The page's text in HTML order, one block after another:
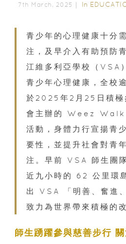
7th March, 2025｜ In
青少年的心理健康十分
注，及早介入有助預防
江維多利亞學校（VSA
青少年心理健康，全校
於2025年2月25日積極
會主辦的 Weez Walk
活動，身體力行宣揚青
要性，並提升社會對青
注。早前 VSA 師生團
近九小時的 62 公里環
出 VSA 「明善、奮進
致力為世界帶來積極的改
師生踴躍參與慈善步行